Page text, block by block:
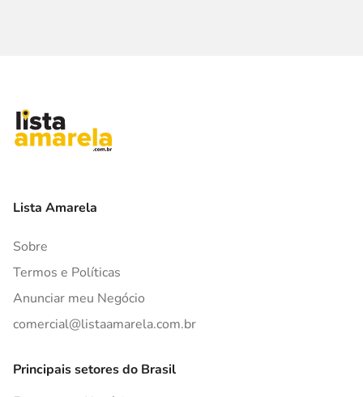
Lista Amarela
Sobre
Termos e Políticas
Anunciar meu Negócio
comercial@listaamarela.com.br
Principais setores do Brasil